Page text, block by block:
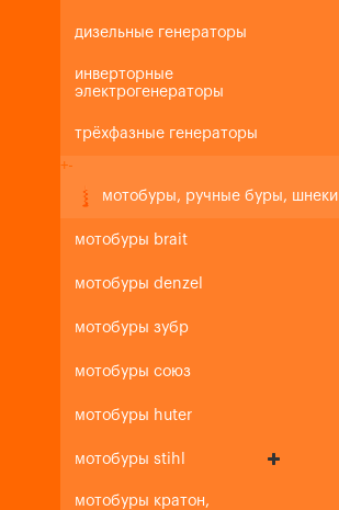
дизельные генераторы
инверторные
электрогенераторы
трёхфазные генераторы
+-
мотобуры, ручные буры, шнеки
мотобуры brait
мотобуры denzel
мотобуры зубр
мотобуры союз
мотобуры huter
мотобуры stihl
мотобуры кратон,